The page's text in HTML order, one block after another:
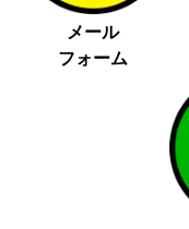
メール
フォーム